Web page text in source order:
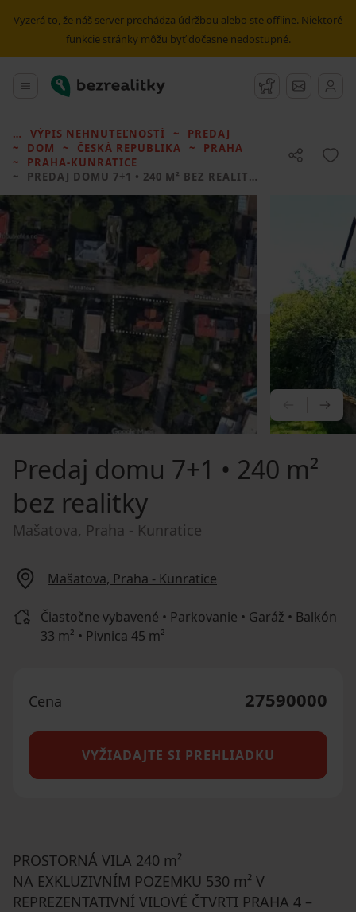
Vyzerá to, že náš server prechádza údržbou alebo ste offline. Niektoré
funkcie stránky môžu byť dočasne nedostupné.
Hlavné menu
Bezrealitky Strážny pes
Správy
VÝPIS NEHNUTEĽNOSTÍ
PREDAJ
DOM
ČESKÁ REPUBLIKA
PRAHA
PRAHA-KUNRATICE
PREDAJ DOMU 7+1 • 240 M² BEZ REALITKY
Predaj domu 7+1 • 240 m²
bez realitky
Mašatova, Praha - Kunratice
Mašatova, Praha - Kunratice
Čiastočne vybavené • Parkovanie • Garáž • Balkón
33 m² • Pivnica 45 m²
Cena 27590000
VYŽIADAJTE SI PREHLIADKU
PROSTORNÁ VILA 240 m²
NA EXKLUZIVNÍM POZEMKU 530 m² V
REPREZENTATIVNÍ VILOVÉ ČTVRTI PRAHA 4 –